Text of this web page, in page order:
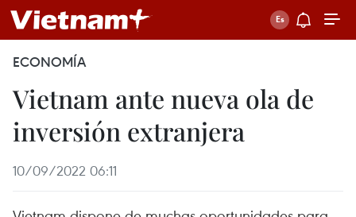
ECONOMÍA
Vietnam ante nueva ola de
inversión extranjera
10/09/2022 06:11